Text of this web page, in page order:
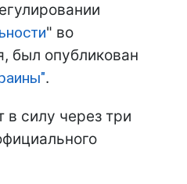
" во
был опубликован
.
в силу через три